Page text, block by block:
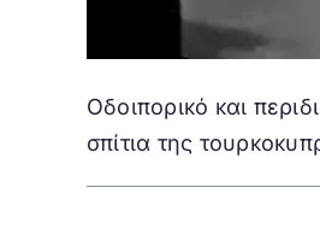
Οδοιπορικό και
σπίτια της